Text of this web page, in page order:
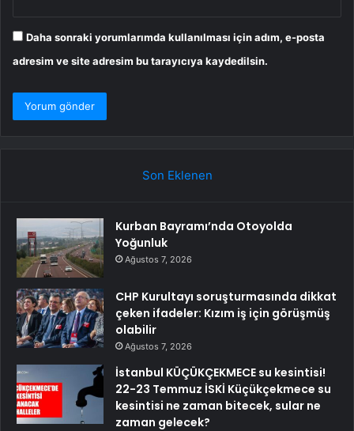
Daha sonraki yorumlarımda kullanılması için adım, e-posta
adresim ve site adresim bu tarayıcıya kaydedilsin.
Son Eklenen
Kurban Bayramı’nda Otoyolda
Yoğunluk
Ağustos 7, 2026
CHP Kurultayı soruşturmasında dikkat
çeken ifadeler: Kızım iş için görüşmüş
olabilir
Ağustos 7, 2026
İstanbul KÜÇÜKÇEKMECE su kesintisi!
22-23 Temmuz İSKİ Küçükçekmece su
kesintisi ne zaman bitecek, sular ne
zaman gelecek?